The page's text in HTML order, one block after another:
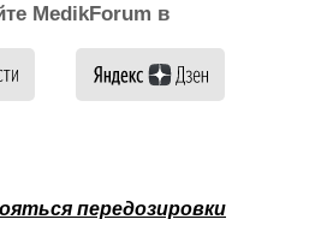
MedikForum в
передозировки